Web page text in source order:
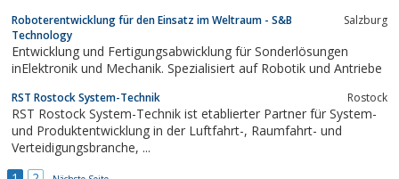
SYSTEMS and AEROSPACE SYSTEMS.Depart now into your area!
Roboterentwicklung für den Einsatz im Weltraum - S&B
Technology
Salzburg
Entwicklung und Fertigungsabwicklung für Sonderlösungen
inElektronik und Mechanik. Spezialisiert auf Robotik und Antriebe
RST Rostock System-Technik Rostock
RST Rostock System-Technik ist etablierter Partner für System-
und Produktentwicklung in der Luftfahrt-, Raumfahrt- und
Verteidigungsbranche, ...